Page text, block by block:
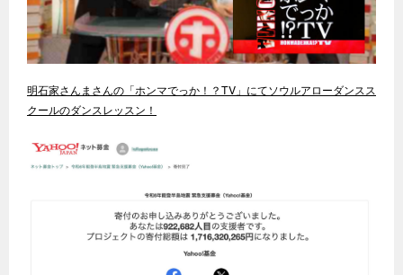
明石家さんまさんの「ホンマでっか！？TV」にてソウルアローダンスス
クールのダンスレッスン！